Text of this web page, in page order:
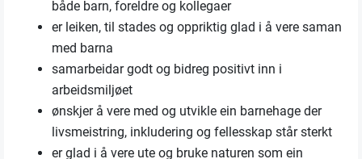
både barn, foreldre og kollegaer
er leiken, til stades og oppriktig glad i å vere saman
med barna
samarbeidar godt og bidreg positivt inn i
arbeidsmiljøet
ønskjer å vere med og utvikle ein barnehage der
livsmeistring, inkludering og fellesskap står sterkt
er glad i å vere ute og bruke naturen som ein